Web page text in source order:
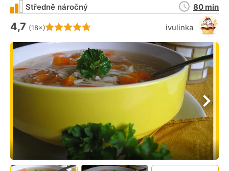
Hodnocení receptu je
4,7 (18×) ivulinka
Středně náročný
Doba
přípravy
80 min